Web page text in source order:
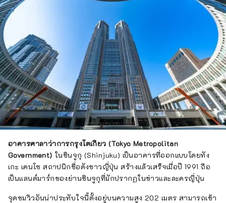
อาคารศาลาว่าการกรุงโตเกียว (Tokyo Metropolitan
Government) ในชินจูกุ (Shinjuku) เป็นอาคารที่ออกแบบโดยทัง
เกะ เคนโซ สถาปนิกชื่อดังชาวญี่ปุ่น สร้างแล้วเสร็จเมื่อปี 1991 ถือ
เป็นแลนด์มาร์กของย่านชินจูกุที่มักปรากฏในข่าวและละครญี่ปุ่น
จุดชมวิวอันน่าประทับใจนี้ตั้งอยู่บนความสูง 202 เมตร สามารถเข้า